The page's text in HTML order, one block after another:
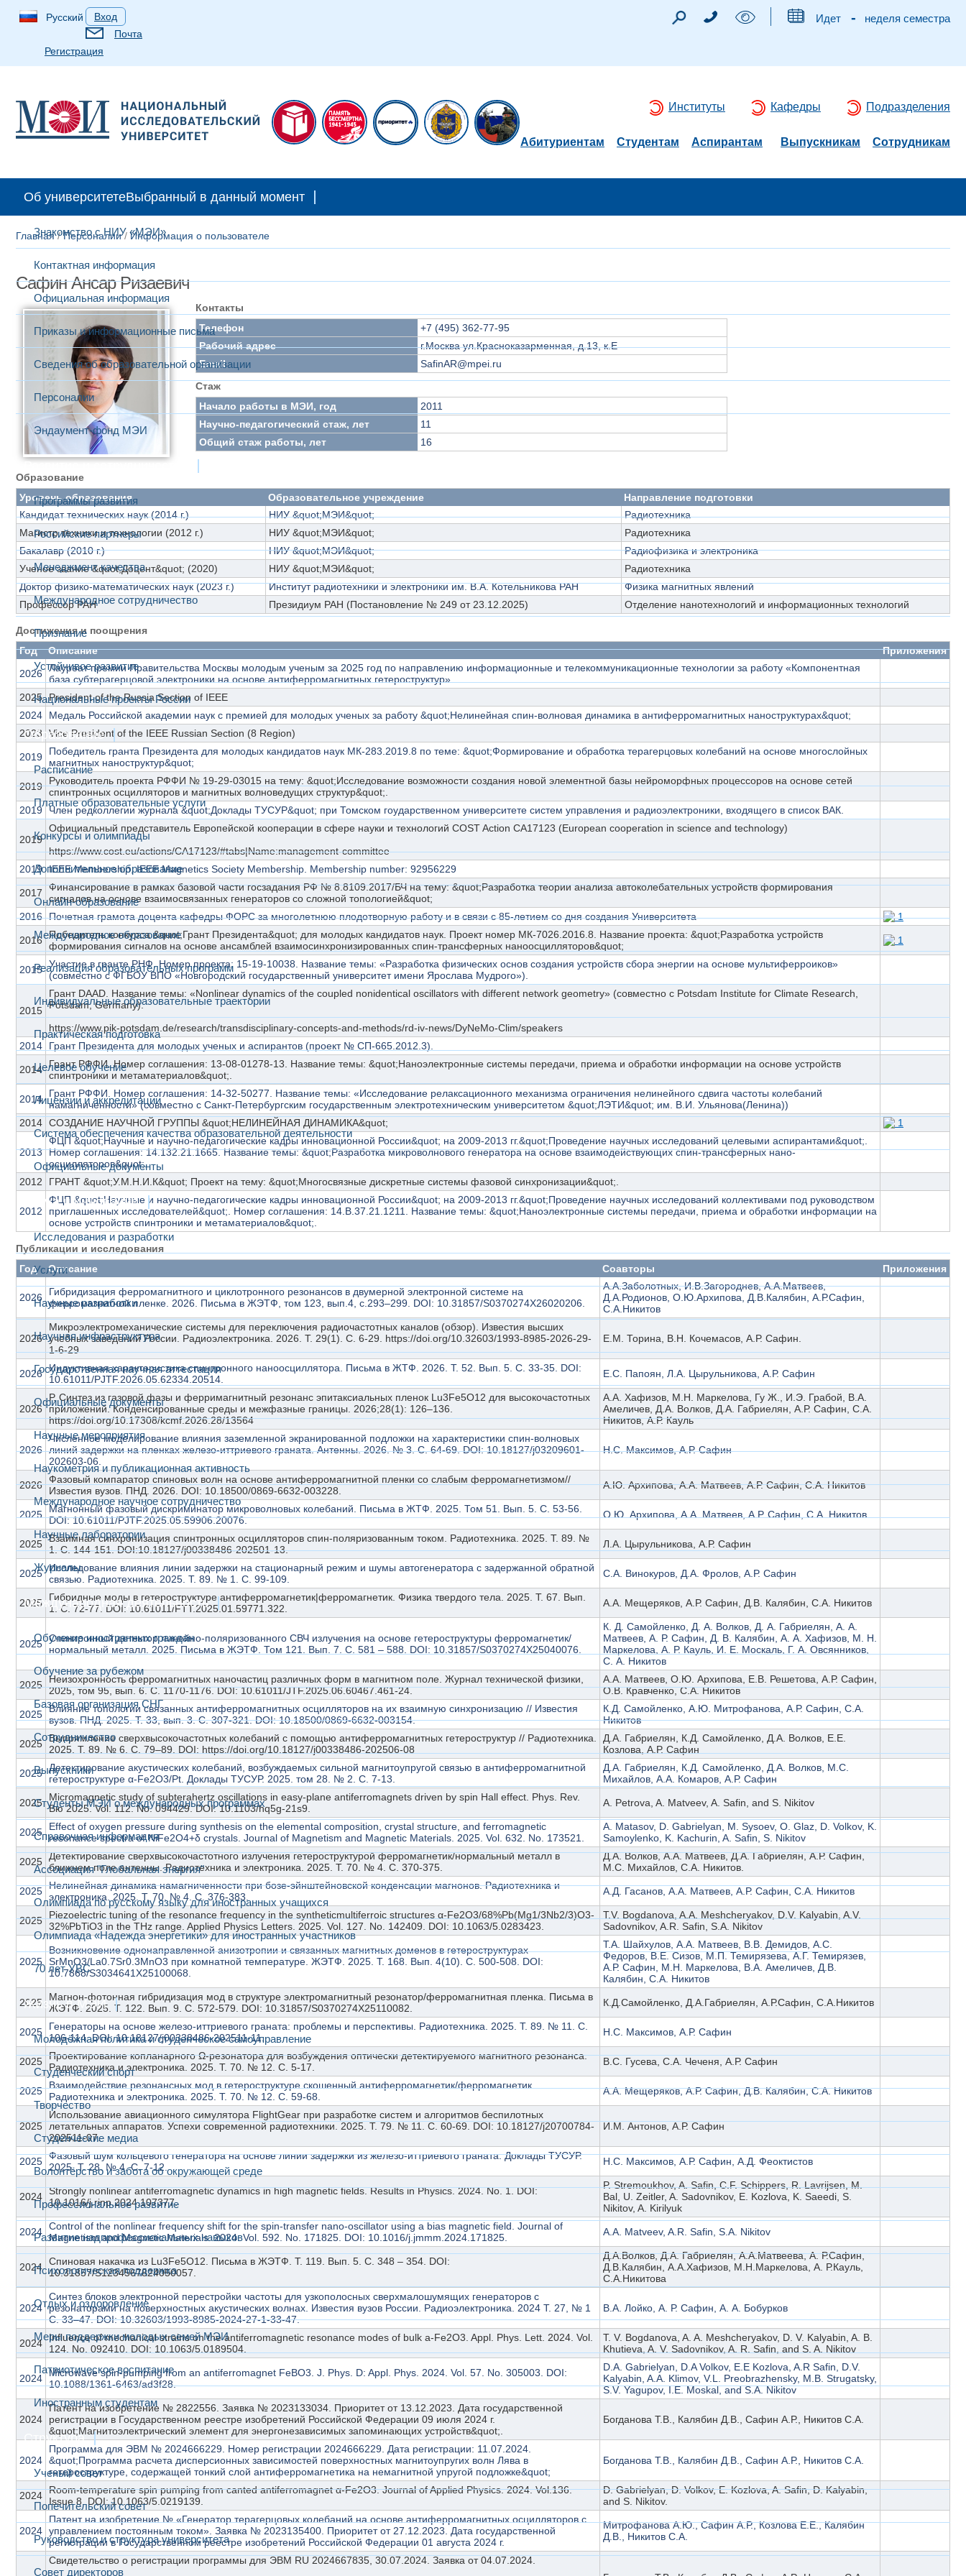
Русский
Вход
Почта
Регистрация
Идет - неделя семестра
Институты Кафедры Подразделения
Абитуриентам Студентам Аспирантам Выпускникам Сотрудникам
Об университетеВыбранный в данный момент
Знакомство с НИУ «МЭИ»
Контактная информация
Официальная информация
Приказы и информационные письма
Сведения об образовательной организации
Персоналии
Эндаумент-фонд МЭИ
Программы развития
Российские партнеры
Менеджмент качества
Международное сотрудничество
Признание
Устойчивое развитие
Национальные проекты России
Образование
Расписание
Платные образовательные услуги
Конкурсы и олимпиады
Дополнительное образование
Онлайн-образование
Международное образование
Реализация образовательных программ
Индивидуальные образовательные траектории
Практическая подготовка
Целевое обучение
Лицензии и аккредитации
Система обеспечения качества образовательной деятельности
Официальные документы
Наука и инновации
Исследования и разработки
Услуги
Научные разработки
Научная инфраструктура
Государственная научная аттестация
Официальные документы
Научные мероприятия
Наукометрия и публикационная активность
Международное научное сотрудничество
Научные лаборатории
Журналы
Международная деятельность
Обучение иностранных граждан
Обучение за рубежом
Базовая организация СНГ
Сотрудничество
Выпускники
Студенты МЭИ о международных программах
Справочная информация
Ассоциация "Глобальная энергия"
Олимпиада по русскому языку для иностранных учащихся
Олимпиада «Надежда энергетики» для иностранных участников
70 лет УВС
Жизнь в МЭИ
Молодёжная политика и студенческое самоуправление
Студенческий спорт
Творчество
Студенческие медиа
Волонтёрство и забота об окружающей среде
Профессиональное развитие
Развитие надпрофессиональных навыков
Психологическая поддержка
Отдых и оздоровление
Меры поддержки молодых семей МЭИ
Патриотическое воспитание
Иностранным студентам
Структура
Ученый совет
Попечительский совет
Руководство и структура университета
Совет директоров
Главная/Персоналии/Информация о пользователе
Сафин Ансар Ризаевич
Контакты
Телефон
+7 (495) 362-77-95
Рабочий адрес
г.Москва ул.Красноказарменная, д.13, к.Е
Email
SafinAR@mpei.ru
Стаж
Начало работы в МЭИ, год
2011
Научно-педагогический стаж, лет
11
Общий стаж работы, лет
16
Образование
Уровень образования
Образовательное учреждение
Направление подготовки
Кандидат технических наук (2014 г.)
НИУ &quot;МЭИ&quot;
Радиотехника
Магистр техники и технологии (2012 г.)
НИУ &quot;МЭИ&quot;
Радиотехника
Бакалавр (2010 г.)
НИУ &quot;МЭИ&quot;
Радиофизика и электроника
Ученое звание &quot;Доцент&quot; (2020)
НИУ &quot;МЭИ&quot;
Радиотехника
Доктор физико-математических наук (2023 г.)
Институт радиотехники и электроники им. В.А. Котельникова РАН
Физика магнитных явлений
Профессор РАН
Президиум РАН (Постановление № 249 от 23.12.2025) Отделение нанотехнологий и информационных технологий
Достижения и поощрения
Год
Описание
Приложения
2026 Лауреат премии Правительства Москвы молодым ученым за 2025 год по направлению информационные и телекоммуникационные технологии за работу «Компонентная
база субтерагерцовой электроники на основе антиферромагнитных гетероструктур»
2025 President of the Russia Section of IEEE
2024
Медаль Российской академии наук с премией для молодых ученых за работу &quot;Нелинейная спин-волновая динамика в антиферромагнитных наноструктурах&quot;
2023
Vice President of the IEEE Russian Section (8 Region)
2019
Победитель гранта Президента для молодых кандидатов наук МК-283.2019.8 по теме: &quot;Формирование и обработка терагерцовых колебаний на основе многослойных
магнитных наноструктур&quot;
2019
Руководитель проекта РФФИ № 19-29-03015 на тему: &quot;Исследование возможности создания новой элементной базы нейроморфных процессоров на основе сетей
спинтронных осцилляторов и магнитных волноведущих структур&quot;.
2019 Член редколлегии журнала &quot;Доклады ТУСУР&quot; при Томском гоударственном университете систем управления и радиоэлектроники, входящего в список ВАК.
2019
https://www.cost.eu/actions/CA17123/#tabs|Name:management-committee
2019 IEEE Membership, IEEE Magnetics Society Membership. Membership number: 92956229
2017
Финансирование в рамках базовой части госзадания РФ № 8.8109.2017/БЧ на тему: &quot;Разработка теории анализа автоколебательных устройств формирования
сигналов на основе взаимосвязанных генераторов со сложной топологией&quot;
2016 Почетная грамота доцента кафедры ФОРС за многолетнюю плодотворную работу и в связи с 85-летием со дня создания Университета 1
2016 Победитель конкурса &quot;Грант Президента&quot; для молодых кандидатов наук. Проект номер МК-7026.2016.8. Название проекта: &quot;Разработка устройств
формирования сигналов на основе ансамблей взаимосинхронизированных спин-трансферных наноосцилляторов&quot;
1
2015 Участие в гранте РНФ. Номер проекта: 15-19-10038. Название темы: «Разработка физических основ создания устройств сбора энергии на основе мультиферроиков»
(совместно с ФГБОУ ВПО «Новгородский государственный университет имени Ярослава Мудрого»).
2015
Грант DAAD. Название темы: «Nonlinear dynamics of the coupled nonidentical oscillators with different network geometry» (совместно с Potsdam Institute for Climate Research,
https://www.pik-potsdam.de/research/transdisciplinary-concepts-and-methods/rd-iv-news/DyNeMo-Clim/speakers
2014
Грант Президента для молодых ученых и аспирантов (проект № СП-665.2012.3).
2014 Грант РФФИ. Номер соглашения: 13-08-01278-13. Название темы: &quot;Наноэлектронные системы передачи, приема и обработки информации на основе устройств
спинтроники и метаматериалов&quot;.
2014
Грант РФФИ. Номер соглашения: 14-32-50277. Название темы: «Исследование релаксационного механизма ограничения нелинейного сдвига частоты колебаний
намагниченности» (совместно с Санкт-Петербургским государственным электротехническим университетом &quot;ЛЭТИ&quot; им. В.И. Ульянова(Ленина))
2014 СОЗДАНИЕ НАУЧНОЙ ГРУППЫ &quot;НЕЛИНЕЙНАЯ ДИНАМИКА&quot; 1
2013
ФЦП &quot;Научные и научно-педагогические кадры инновационной России&quot; на 2009-2013 гг.&quot;Проведение научных исследований целевыми аспирантами&quot;.
Номер соглашения: 14.132.21.1665. Название темы: &quot;Разработка микроволнового генератора на основе взаимодействующих спин-трансферных нано-
осцилляторов&quot;.
2012
ГРАНТ &quot;У.М.Н.И.К&quot; Проект на тему: &quot;Многосвязные дискретные системы фазовой синхронизации&quot;.
2012
ФЦП &quot;Научные и научно-педагогические кадры инновационной России&quot; на 2009-2013 гг.&quot;Проведение научных исследований коллективами под руководством
приглашенных исследователей&quot;. Номер соглашения: 14.В.37.21.1211. Название темы: &quot;Наноэлектронные системы передачи, приема и обработки информации на
основе устройств спинтроники и метаматериалов&quot;.
Публикации и исследования
Год
Описание Соавторы Приложения
2026
Гибридизация ферромагнитного и циклотронного резонансов в двумерной электронной системе на
ферромагнитной пленке. 2026. Письма в ЖЭТФ, том 123, вып.4, с.293–299. DOI: 10.31857/S0370274X26020206.
А.А.Заболотных, И.В.Загороднев, А.А.Матвеев,
Д.А.Родионов, О.Ю.Архипова, Д.В.Калябин, А.Р.Сафин,
С.А.Никитов
2026
Микроэлектромеханические системы для переключения радиочастотных каналов (обзор). Известия высших
учебных заведений России. Радиоэлектроника. 2026. Т. 29(1). С. 6-29. https://doi.org/10.32603/1993-8985-2026-29-
1-6-29
Е.М. Торина, В.Н. Кочемасов, А.Р. Сафин.
2026 Индуктивная характеристика спинтронного наноосциллятора. Письма в ЖТФ. 2026. Т. 52. Вып. 5. С. 33-35. DOI:
10.61011/PJTF.2026.05.62334.20514.
Е.С. Папоян, Л.А. Цырульникова, А.Р. Сафин
2026
Р. Синтез из газовой фазы и ферримагнитный резонанс эпитаксиальных пленок Lu3Fe5O12 для высокочастотных
приложений. Конденсированные среды и межфазные границы. 2026;28(1): 126–136.
https://doi.org/10.17308/kcmf.2026.28/13564
А.А. Хафизов, М.Н. Маркелова, Гу Ж., И.Э. Грабой, В.А.
Амеличев, Д.А. Волков, Д.А. Габриелян, А.Р. Сафин, С.А.
Никитов, А.Р. Кауль
2026
Численное моделирование влияния заземленной экранированной подложки на характеристики спин-волновых
линий задержки на пленках железо-иттриевого граната. Антенны. 2026. № 3. С. 64-69. DOI: 10.18127/j03209601-
202603-06.
Н.С. Максимов, А.Р. Сафин
2026 Фазовый компаратор спиновых волн на основе антиферромагнитной пленки со слабым ферромагнетизмом//
Известия вузов. ПНД. 2026. DOI: 10.18500/0869-6632-003228.
А.Ю. Архипова, А.А. Матвеев, А.Р. Сафин, С.А. Никитов
2025 Магнонный фазовый дискриминатор микроволновых колебаний. Письма в ЖТФ. 2025. Том 51. Вып. 5. С. 53-56.
DOI: 10.61011/PJTF.2025.05.59906.20076.
О.Ю. Архипова, А.А. Матвеев, А.Р. Сафин, С.А. Никитов
2025 Взаимная синхронизация спинтронных осцилляторов спин-поляризованным током. Радиотехника. 2025. Т. 89. №
1. С. 144-151. DOI:10.18127/j00338486-202501-13.
Л.А. Цырульникова, А.Р. Сафин
2025 Исследование влияния линии задержки на стационарный режим и шумы автогенератора с задержанной обратной
связью. Радиотехника. 2025. Т. 89. № 1. С. 99-109.
С.А. Винокуров, Д.А. Фролов, А.Р. Сафин
2025
Гибридные моды в гетероструктуре антиферромагнетик|ферромагнетик. Физика твердого тела. 2025. Т. 67. Вып.
1. С. 72-77. DOI: 10.61011/FTT.2025.01.59771.322.
А.А. Мещеряков, А.Р. Сафин, Д.В. Калябин, С.А. Никитов
2025 Спинтронный детектор линейно-поляризованного СВЧ излучения на основе гетероструктуры ферромагнетик/
нормальный металл. 2025. Письма в ЖЭТФ. Том 121. Вып. 7. С. 581 – 588. DOI: 10.31857/S0370274X25040076.
К. Д. Самойленко, Д. А. Волков, Д. А. Габриелян, А. А.
Матвеев, А. Р. Сафин, Д. В. Калябин, А. А. Хафизов, М. Н.
Маркелова, А. Р. Кауль, И. Е. Москаль, Г. А. Овсянников,
С. А. Никитов
2025 Неизохронность ферромагнитных наночастиц различных форм в магнитном поле. Журнал технической физики,
2025, том 95, вып. 6. С. 1170-1176. DOI: 10.61011/JTF.2025.06.60467.461-24.
A.А. Матвеев, О.Ю. Архипова, Е.В. Решетова, А.Р. Сафин,
О.В. Кравченко, С.А. Никитов
2025 Влияние топологии связанных антиферромагнитных осцилляторов на их взаимную синхронизацию // Известия
вузов. ПНД. 2025. Т. 33, вып. 3. С. 307-321. DOI: 10.18500/0869-6632-003154.
К.Д. Самойленко, А.Ю. Митрофанова, А.Р. Сафин, С.А.
Никитов
2025 Выпрямление сверхвысокочастотных колебаний с помощью антиферромагнитных гетероструктур // Радиотехника.
2025. Т. 89. № 6. С. 79–89. DOI: https://doi.org/10.18127/j00338486-202506-08
Д.А. Габриелян, К.Д. Самойленко, Д.А. Волков, Е.Е.
Козлова, А.Р. Сафин
2025
Детектирование акустических колебаний, возбуждаемых сильной магнитоупругой связью в антиферромагнитной
гетероструктуре α-Fe2O3/Pt. Доклады ТУСУР. 2025. том 28. № 2. С. 7-13.
Д.А. Габриелян, К.Д. Самойленко, Д.А. Волков, М.С.
Михайлов, А.А. Комаров, А.Р. Сафин
2025
Micromagnetic study of subterahertz oscillations in easy-plane antiferromagnets driven by spin Hall effect. Phys. Rev.
Bю 2025. Vol. 112. No. 094429. DOI: 10.1103/hq5g-21s9.
A. Petrova, A. Matveev, A. Safin, and S. Nikitov
2025
Effect of oxygen pressure during synthesis on the elemental composition, crystal structure, and ferromagnetic
resonance spectra of NiFe2O4+δ crystals. Journal of Magnetism and Magnetic Materials. 2025. Vol. 632. No. 173521.
A. Matasov, D. Gabrielyan, M. Sysoev, O. Glaz, D. Volkov, K.
Samoylenko, K. Kachurin, A. Safin, S. Nikitov
2025 Детектирование сверхвысокочастотного излучения гетероструктурой ферромагнетик/нормальный металл в
ближнем поле антенны. Радиотехника и электроника. 2025. Т. 70. № 4. С. 370-375.
Д.А. Волков, А.А. Матвеев, Д.А. Габриелян, А.Р. Сафин,
М.С. Михайлов, С.А. Никитов.
2025 Нелинейная динамика намагниченности при бозе-эйнштейновской конденсации магнонов. Радиотехника и
электроника. 2025. Т. 70. № 4. С. 376-383.
А.Д. Гасанов, А.А. Матвеев, А.Р. Сафин, С.А. Никитов
2025
Piezoelectric tuning of the resonance frequency in the syntheticmultiferroic structures α-Fe2O3/68%Pb(Mg1/3Nb2/3)O3-
32%PbTiO3 in the THz range. Applied Physics Letters. 2025. Vol. 127. No. 142409. DOI: 10.1063/5.0283423.
T.V. Bogdanova, A.A. Meshcheryakov, D.V. Kalyabin, A.V.
Sadovnikov, A.R. Safin, S.A. Nikitov
2025
Возникновение однонаправленной анизотропии и связанных магнитных доменов в гетероструктурах
SrMnO3/La0.7Sr0.3MnO3 при комнатной температуре. ЖЭТФ. 2025. Т. 168. Вып. 4(10). С. 500-508. DOI:
10.7868/S3034641X25100068.
Т.А. Шайхулов, А.А. Матвеев, В.В. Демидов, А.С.
Федоров, В.Е. Сизов, М.П. Темирязева, А.Г. Темирязев,
А.Р. Сафин, М.Н. Маркелова, В.А. Амеличев, Д.В.
Калябин, С.А. Никитов
2025
Магнон-фотонная гибридизация мод в структуре электромагнитный резонатор/ферромагнитная пленка. Письма в
ЖЭТФ. 2025. Т. 122. Вып. 9. С. 572-579. DOI: 10.31857/S0370274X25110082.
К.Д.Самойленко, Д.А.Габриелян, А.Р.Сафин, С.А.Никитов
2025
Генераторы на основе железо-иттриевого граната: проблемы и перспективы. Радиотехника. 2025. Т. 89. № 11. С.
106-114. DOI: 10.18127/j00338486-202511-11.
Н.С. Максимов, А.Р. Сафин
2025 Проектирование копланарного Ω-резонатора для возбуждения оптически детектируемого магнитного резонанса.
Радиотехника и электроника. 2025. Т. 70. № 12. С. 5-17.
В.С. Гусева, С.А. Чеченя, А.Р. Сафин
2025
Взаимодействие резонансных мод в гетероструктуре скошенный антиферромагнетик/ферромагнетик.
Радиотехника и электроника. 2025. Т. 70. № 12. С. 59-68.
А.А. Мещеряков, А.Р. Сафин, Д.В. Калябин, С.А. Никитов
2025
Использование авиационного симулятора FlightGear при разработке систем и алгоритмов беспилотных
летательных аппаратов. Успехи современной радиотехники. 2025. Т. 79. № 11. С. 60-69. DOI: 10.18127/j20700784-
202511-07.
И.М. Антонов, А.Р. Сафин
2025 Фазовый шум кольцевого генератора на основе линии задержки из железо-иттриевого граната. Доклады ТУСУР.
2025. Т. 28. № 4. С. 7-12.
Н.С. Максимов, А.Р. Сафин, А.Д. Феоктистов
2024 Strongly nonlinear antiferromagnetic dynamics in high magnetic fields. Results in Physics. 2024. No. 1. DOI:
10.1016/j.rinp.2024.107377.
P. Stremoukhov, A. Safin, C.F. Schippers, R. Lavrijsen, M.
Bal, U. Zeitler, A. Sadovnikov, E. Kozlova, K. Saeedi, S.
Nikitov, A. Kirilyuk
2024 Control of the nonlinear frequency shift for the spin-transfer nano-oscillator using a bias magnetic field. Journal of
Magnetism and Magnetic Materials. 2024. Vol. 592. No. 171825. DOI: 10.1016/j.jmmm.2024.171825.
A.A. Matveev, A.R. Safin, S.A. Nikitov
2024 Спиновая накачка из Lu3Fe5O12. Письма в ЖЭТФ. Т. 119. Вып. 5. С. 348 – 354. DOI:
10.31857/S1234567824050057.
Д.А.Волков, Д.А. Габриелян, А.А.Матвеевa, А. Р.Сафин,
Д.В.Калябин, А.А.Хафизов, М.Н.Маркелова, А. Р.Кауль,
С.А.Никитовa
2024
Синтез блоков электронной перестройки частоты для узкополосных сверхмалошумящих генераторов с
резонаторами на поверхностных акустических волнах. Известия вузов России. Радиоэлектроника. 2024 Т. 27, № 1
С. 33–47. DOI: 10.32603/1993-8985-2024-27-1-33-47.
В.А. Лойко, А. Р. Сафин, А. А. Бобурков
2024
Influence of mechanical strains on the antiferromagnetic resonance modes of bulk a-Fe2O3. Appl. Phys. Lett. 2024. Vol.
124. No. 092410. DOI: 10.1063/5.0189504.
T. V. Bogdanova, A. A. Meshcheryakov, D. V. Kalyabin, A. B.
Khutieva, A. V. Sadovnikov, A. R. Safin, and S. A. Nikitov
2024 Microwave spin-pumping from an antiferromagnet FeBO3. J. Phys. D: Appl. Phys. 2024. Vol. 57. No. 305003. DOI:
10.1088/1361-6463/ad3f28.
D.A. Gabrielyan, D.A Volkov, E.E Kozlova, A.R Safin, D.V.
Kalyabin, A.A. Klimov, V.L. Preobrazhensky, M.B. Strugatsky,
S.V. Yagupov, I.E. Moskal, and S.A. Nikitov
2024
Патент на изобретение № 2822556. Заявка № 2023133034. Приоритет от 13.12.2023. Дата государственной
регистрации в Государственном реестре изобретений Российской Федерации 09 июля 2024 г.
&quot;Магнитоэлектрический элемент для энергонезависимых запоминающих устройств&quot;.
Богданова Т.В., Калябин Д.В., Сафин А.Р., Никитов С.А.
2024
Программа для ЭВМ № 2024666229. Номер регистрации 2024666229. Дата регистрации: 11.07.2024.
&quot;Программа расчета дисперсионных зависимостей поверхностных магнитоупругих волн Лява в
гетероструктуре, содержащей тонкий слой антиферромагнетика на немагнитной упругой подложке&quot;
Богданова Т.В., Калябин Д.В., Сафин А.Р., Никитов С.А.
2024 Room-temperature spin pumping from canted antiferromagnet α-Fe2O3. Journal of Applied Physics. 2024. Vol.136.
Issue 8. DOI: 10.1063/5.0219139.
D. Gabrielyan, D. Volkov, E. Kozlova, A. Safin, D. Kalyabin,
and S. Nikitov.
2024
Патент на изобретение № «Генератор терагерцовых колебаний на основе антиферромагнитных осцилляторов с
управлением постоянным током». Заявка № 2023135400. Приоритет от 27.12.2023. Дата государственной
регистрации в Государственном реестре изобретений Российской Федерации 01 августа 2024 г.
Митрофанова А.Ю., Сафин А.Р., Козлова Е.Е., Калябин
Д.В., Никитов С.А.